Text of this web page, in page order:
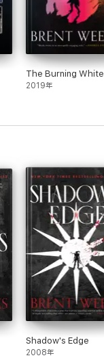
The Burning White
2019年
Shadow's Edge
2008年